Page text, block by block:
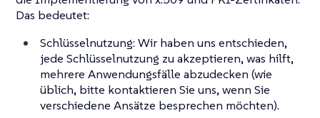
Das bedeutet:
Schlüsselnutzung: Wir haben uns entschieden,
jede Schlüsselnutzung zu akzeptieren, was hilft,
mehrere Anwendungsfälle abzudecken (wie
üblich, bitte kontaktieren Sie uns, wenn Sie
verschiedene Ansätze besprechen möchten).